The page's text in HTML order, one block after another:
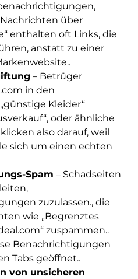
über
enthalten oft Links, die
anstatt zu einer
– Betrüger
in den
Kleider“
oder ähnliche
also darauf, weil
sich um einen echten
Spam – Schadseiten
zuzulassen., die
wie „Begrenztes
zuspammen..
Benachrichtigungen
Tabs geöffnet..
von unsicheren